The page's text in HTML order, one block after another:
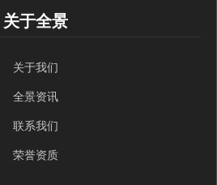
关于全景
关于我们
全景资讯
联系我们
荣誉资质